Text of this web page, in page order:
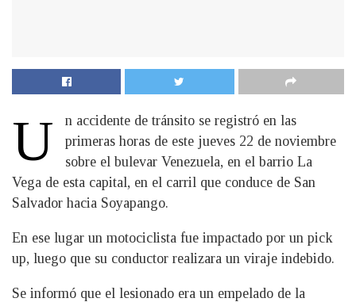
U
n accidente de tránsito se registró en las
primeras horas de este jueves 22 de noviembre
sobre el bulevar Venezuela, en el barrio La
Vega de esta capital, en el carril que conduce de San
Salvador hacia Soyapango.
En ese lugar un motociclista fue impactado por un pick
up, luego que su conductor realizara un viraje indebido.
Se informó que el lesionado era un empelado de la